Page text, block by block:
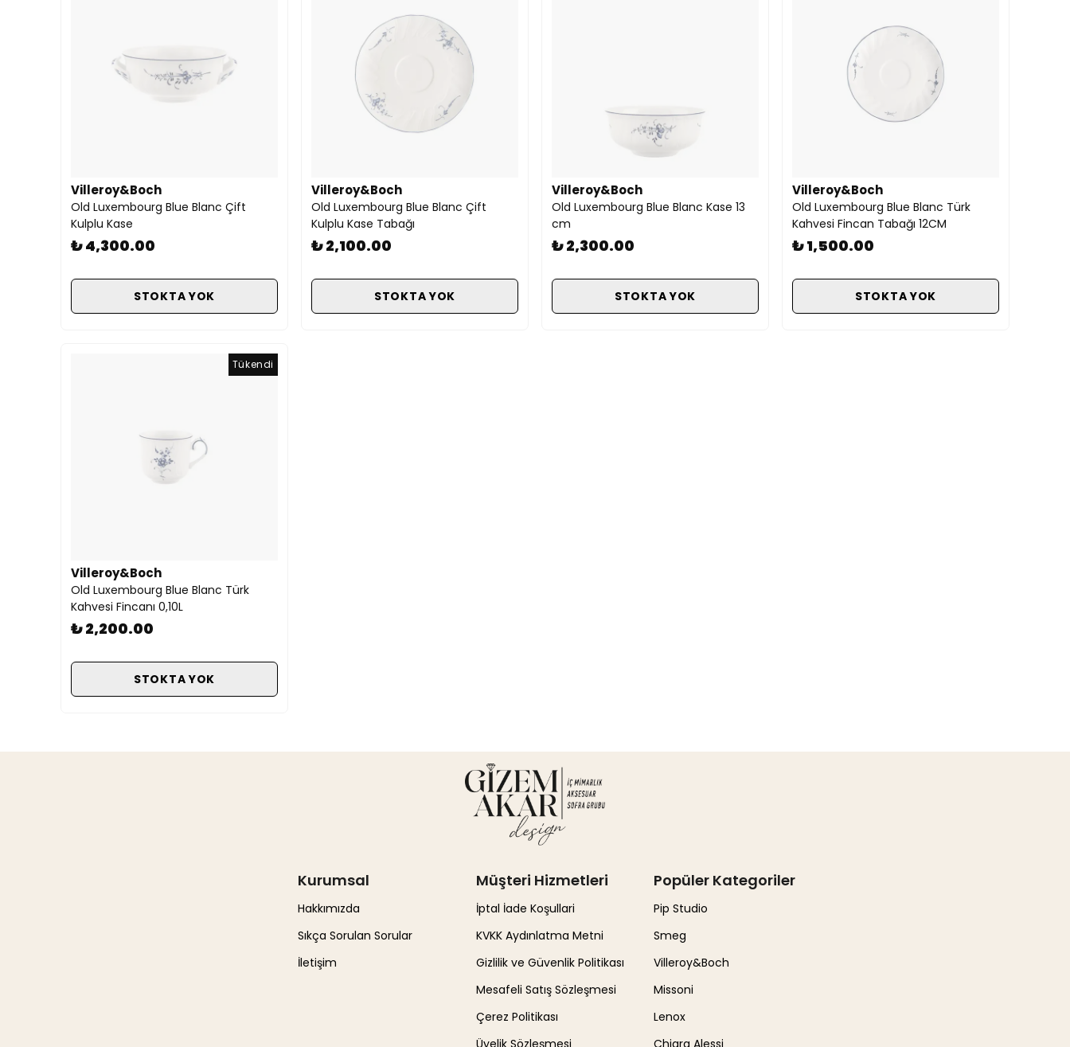
Villeroy&Boch
Old Luxembourg Blue Blanc Çift
Kulplu Kase
₺ 4,300.00
STOKTA YOK
Villeroy&Boch
Old Luxembourg Blue Blanc Çift
Kulplu Kase Tabağı
₺ 2,100.00
STOKTA YOK
Villeroy&Boch
Old Luxembourg Blue Blanc Kase 13
cm
₺ 2,300.00
STOKTA YOK
Villeroy&Boch
Old Luxembourg Blue Blanc Türk
Kahvesi Fincan Tabağı 12CM
₺ 1,500.00
STOKTA YOK
Tükendi
Villeroy&Boch
Old Luxembourg Blue Blanc Türk
Kahvesi Fincanı 0,10L
₺ 2,200.00
STOKTA YOK
Kurumsal
Hakkımızda
Sıkça Sorulan Sorular
İletişim
Müşteri Hizmetleri
İptal İade Koşullari
KVKK Aydınlatma Metni
Gizlilik ve Güvenlik Politikası
Mesafeli Satış Sözleşmesi
Çerez Politikası
Üyelik Sözleşmesi
Popüler Kategoriler
Pip Studio
Smeg
Villeroy&Boch
Missoni
Lenox
Chiara Alessi